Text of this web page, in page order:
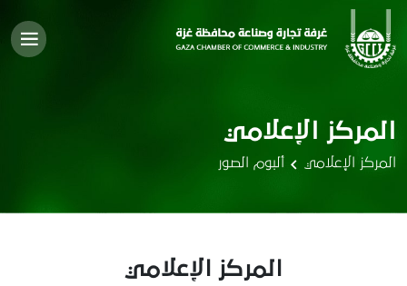
المركز الإعلامي
المركز الإعلامي ألبوم الصور
المركز الإعلامي